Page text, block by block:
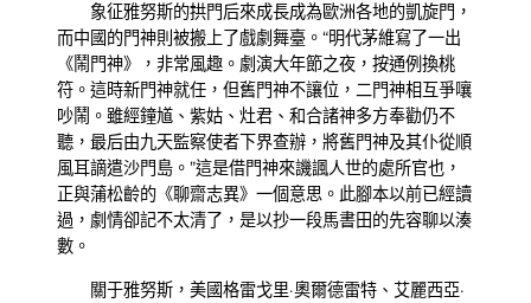
象征雅努斯的拱門后來成長成為歐洲各地的凱旋門，
而中國的門神則被搬上了戲劇舞臺。“明代茅維寫了一出
《鬧門神》，非常風趣。劇演大年節之夜，按通例換桃
符。這時新門神就任，但舊門神不讓位，二門神相互爭嚷
吵鬧。雖經鐘馗、紫姑、灶君、和合諸神多方奉勸仍不
聽，最后由九天監察使者下界查辦，將舊門神及其仆從順
風耳謫遣沙門島。”這是借門神來譏諷人世的處所官也，
正與蒲松齡的《聊齋志異》一個意思。此腳本以前已經讀
過，劇情卻記不太清了，是以抄一段馬書田的先容聊以湊
數。
關于雅努斯，美國格雷戈里·奧爾德雷特、艾麗西亞·